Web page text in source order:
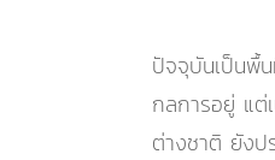
ปัจจุบันเป็นพื้
กลการอยู่ แต่
ต่างชาติ ยังป